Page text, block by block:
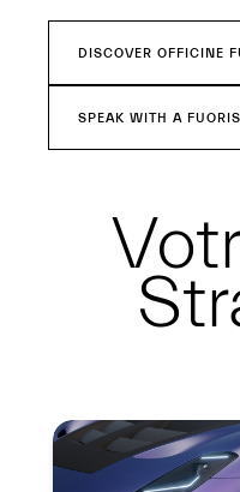
DISCOVER OFFICINE
SPEAK WITH A